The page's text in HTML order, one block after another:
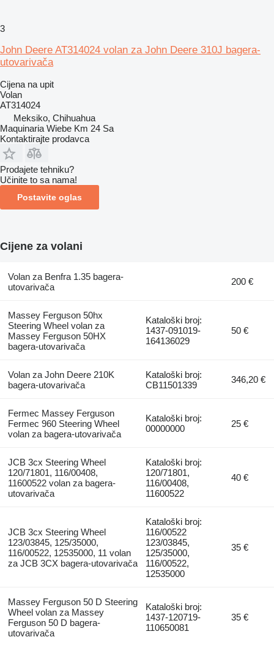
3
John Deere AT314024 volan za John Deere 310J bagera-
utovarivača
Cijena na upit
Volan
AT314024
Meksiko, Chihuahua
Maquinaria Wiebe Km 24 Sa
Kontaktirajte prodavca
Prodajete tehniku?
Učinite to sa nama!
Postavite oglas
Cijene za volani
Volan za Benfra 1.35 bagerа-
utovarivačа
200 €
Massey Ferguson 50hx
Steering Wheel volan za
Massey Ferguson 50HX
bagerа-utovarivačа
Kataloški broj:
1437-091019-
164136029
50 €
Volan za John Deere 210K
bagerа-utovarivačа
Kataloški broj:
CB11501339
346,20 €
Fermec Massey Ferguson
Fermec 960 Steering Wheel
volan za bagerа-utovarivačа
Kataloški broj:
00000000
25 €
JCB 3cx Steering Wheel
120/71801, 116/00408,
11600522 volan za bagerа-
utovarivačа
Kataloški broj:
120/71801,
116/00408,
11600522
40 €
JCB 3cx Steering Wheel
123/03845, 125/35000,
116/00522, 12535000, 11 volan
za JCB 3CX bagerа-utovarivačа
Kataloški broj:
116/00522
123/03845,
125/35000,
116/00522,
12535000
35 €
Massey Ferguson 50 D Steering
Wheel volan za Massey
Ferguson 50 D bagerа-
utovarivačа
Kataloški broj:
1437-120719-
110650081
35 €